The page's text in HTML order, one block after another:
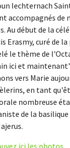
Iechternach
accompagnés de
Au début de la
Erasmy, curé de
le thème de
ici et
vers Marie
en tant
nombreuse
de la